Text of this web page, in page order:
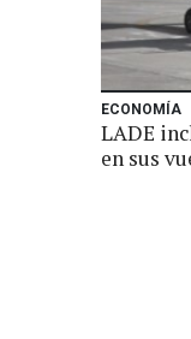
ECONOMÍA
LADE
en sus